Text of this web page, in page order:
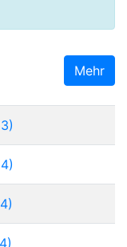
Mehr